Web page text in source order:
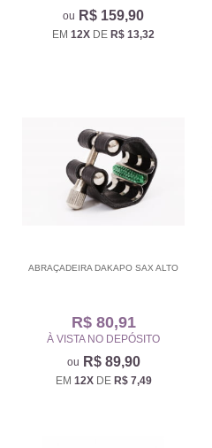
R$ 159,90
EM 12X DE R$ 13,32
ABRAÇADEIRA DAKAPO SAX ALTO
R$ 80,91
À VISTA NO DEPÓSITO
R$ 89,90
EM 12XDE R$ 7,49